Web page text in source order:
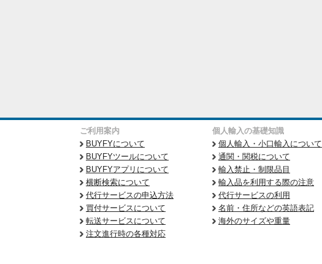
ご利用案内
BUYFYについて
BUYFYツールについて
BUYFYアプリについて
横断検索について
代行サービスの申込方法
買付サービスについて
転送サービスについて
注文進行時の各種対応
個人輸入の基礎知識
個人輸入・小口輸入について
通関・関税について
輸入禁止・制限品目
輸入品を利用する際の注意
代行サービスの利用
名前・住所などの英語表記
海外のサイズや重量